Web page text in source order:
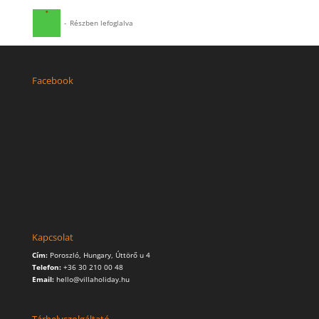
·
- Részben lefoglalva
Facebook
Kapcsolat
Cím: Poroszló, Hungary, Úttörő u 4
Telefon: +36 30 210 00 48
Email: hello@villaholiday.hu